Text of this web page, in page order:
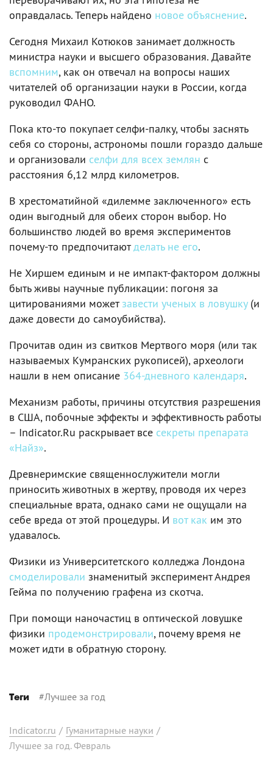
оправдалась. Теперь найдено новое объяснение.
Сегодня Михаил Котюков занимает должность
министра науки и высшего образования. Давайте
вспомним, как он отвечал на вопросы наших
читателей об организации науки в России, когда
руководил ФАНО.
Пока кто-то покупает селфи-палку, чтобы заснять
себя со стороны, астрономы пошли гораздо дальше
и организовали селфи для всех землян с
расстояния 6,12 млрд километров.
В хрестоматийной «дилемме заключенного» есть
один выгодный для обеих сторон выбор. Но
большинство людей во время экспериментов
почему-то предпочитаютделать не его.
Не Хиршем единым и не импакт-фактором должны
быть живы научные публикации: погоня за
цитированиями можетзавести ученых в ловушку(и
даже довести до самоубийства).
Прочитав один из свитков Мертвого моря (или так
называемых Кумранских рукописей), археологи
нашли в нем описание 364-дневного календаря.
Механизм работы, причины отсутствия разрешения
в США, побочные эффекты и эффективность работы
– Indicator.Ru раскрывает все секреты препарата
«Найз».
Древнеримские священнослужители могли
приносить животных в жертву, проводя их через
специальные врата, однако сами не ощущали на
себе вреда от этой процедуры. И вот как им это
удавалось.
Физики из Университетского колледжа Лондона
смоделировали знаменитый эксперимент Андрея
Гейма по получению графена из скотча.
При помощи наночастиц в оптической ловушке
физики продемонстрировали, почему время не
может идти в обратную сторону.
Теги #Лучшее за год
Indicator.ru / Гуманитарные науки /
Лучшее за год. Февраль